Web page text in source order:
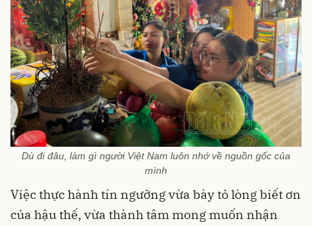
Dù đi đâu, làm gì người Việt Nam luôn nhớ về nguồn gốc của
mình
Việc thực hành tín ngưỡng vừa bày tỏ lòng biết ơn
của hậu thế, vừa thành tâm mong muốn nhận